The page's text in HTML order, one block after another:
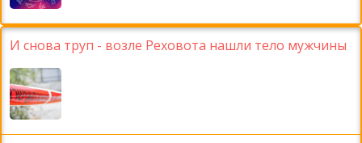
И снова труп - возле Реховота нашли тело мужчины